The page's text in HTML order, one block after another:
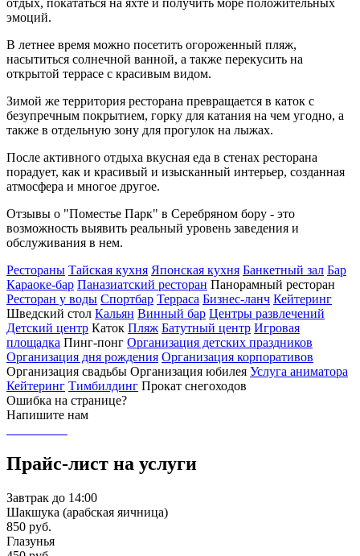
эмоций.
В летнее время можно посетить огороженный пляж,
насытиться солнечной ванной, а также перекусить на
открытой террасе с красивым видом.
Зимой же территория ресторана превращается в каток с
безупречным покрытием, горку для катания на чем угодно, а
также в отдельную зону для прогулок на лыжах.
После активного отдыха вкусная еда в стенах ресторана
порадует, как и красивый и изысканный интерьер, созданная
атмосфера и многое другое.
Отзывы о "Поместье Парк" в Серебряном бору - это
возможность выявить реальный уровень заведения и
обслуживания в нем.
Рестораны Тайская кухня Японская кухня Банкетный зал Бар
Караоке-бар Паназиатский ресторан Панорамный ресторан
Ресторан у воды Спортбар Терраса Бизнес-ланч Кейтеринг
Шведский стол Кальян Винный бар Центры развлечений
Детский центр Каток Пляж Батутный центр Игровая
площадка Пинг-понг Организация детских праздников
Организация дня рождения Организация корпоративов
Организация свадьбы Организация юбилея Услуга аниматора
Кейтеринг Тимбилдинг Прокат снегоходов
Ошибка на странице?
Напишите нам
Прайс-лист на услуги
Завтрак до 14:00
Шакшука (арабская яичница)
850 руб.
Глазунья